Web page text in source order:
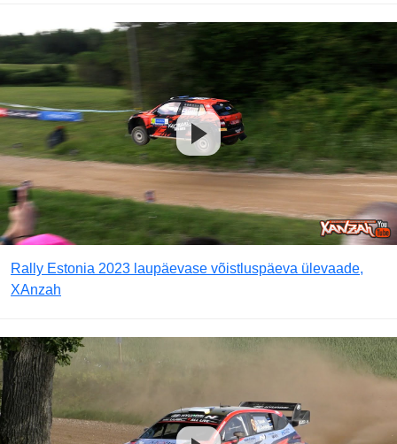
Rally Estonia 2023 laupäevase võistluspäeva ülevaade,
XAnzah